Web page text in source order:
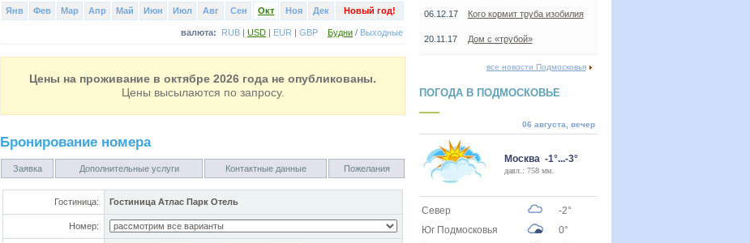
Янв Фев Мар Апр Май Июн Июл Авг Сен Окт Ноя Дек Новый год!
валюта: RUB | USD | EUR | GBP Будни / Выходные
Цены на проживание в октябре 2026 года не опубликованы.
Цены высылаются по запросу.
Бронирование номера
Заявка Дополнительные услуги Контактные данные Пожелания
Гостиница: Гостиница Атлас Парк Отель
Номер:
06.12.17 Кого кормит труба изобилия
20.11.17 Дом с «трубой»
все новости Подмосковья
ПОГОДА В ПОДМОСКОВЬЕ
06 августа, вечер
Москва -1°...-3°
давл.: 758 мм.
Север
-2°
Юг Подмосковья
0°